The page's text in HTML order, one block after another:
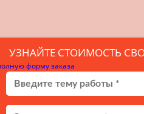
УЗНАЙТЕ СТОИМОСТЬ
форму заказа